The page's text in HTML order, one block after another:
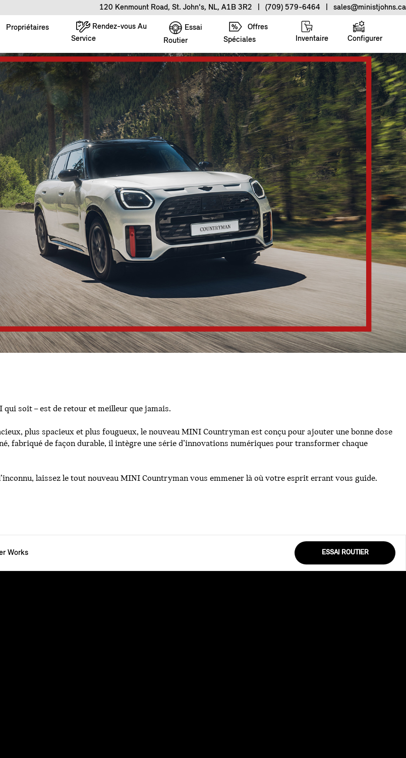
120 Kenmount Road, St. John's, NL, A1B 3R2 (709) 579-6464 sales@ministjohns.ca
Propriétaires
Rendez-vous Au
Service
Essai
Routier
Offres
Spéciales
Inventaire Configurer
soit – est de retour et meilleur que jamais.
plus spacieux et plus fougueux, le nouveau MINI Countryman est conçu pour ajouter une bonne dose
fabriqué de façon durable, il intègre une série d’innovations numériques pour transformer chaque
laissez le tout nouveau MINI Countryman vous emmener là où votre esprit errant vous guide.
Works ESSAI ROUTIER